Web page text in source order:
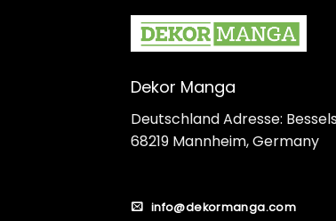
Dekor Manga
Deutschland Adresse:
68219 Mannheim, Germany
info@dekormanga.com